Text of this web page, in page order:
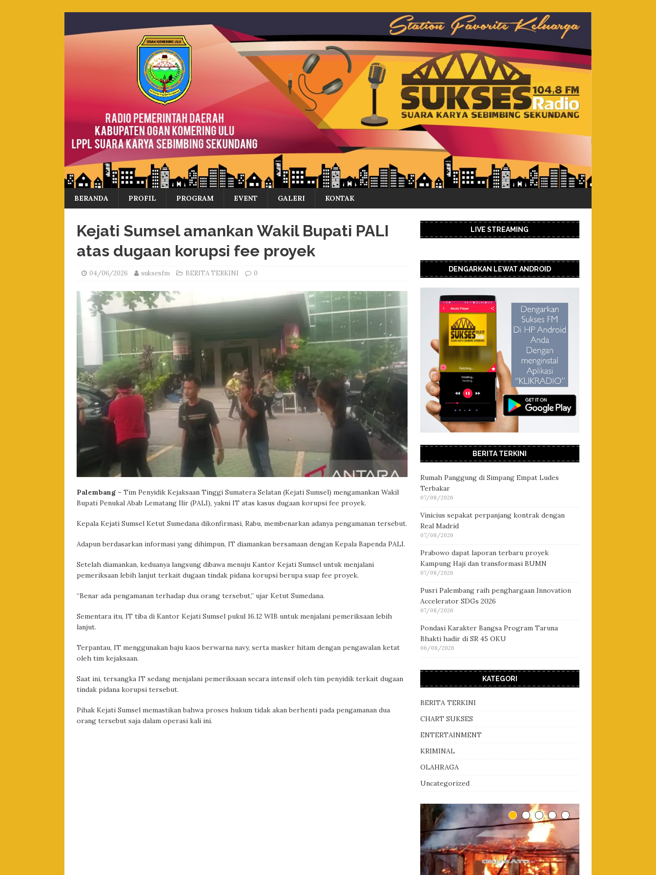
BERANDA PROFIL PROGRAM EVENT GALERI KONTAK
Kejati Sumsel amankan Wakil Bupati PALI
atas dugaan korupsi fee proyek
04/06/2026 suksesfm BERITA TERKINI 0
Palembang – Tim Penyidik Kejaksaan Tinggi Sumatera Selatan (Kejati Sumsel) mengamankan Wakil
Bupati Penukal Abab Lematang Ilir (PALI), yakni IT atas kasus dugaan korupsi fee proyek.
Kepala Kejati Sumsel Ketut Sumedana dikonfirmasi, Rabu, membenarkan adanya pengamanan tersebut.
Adapun berdasarkan informasi yang dihimpun, IT diamankan bersamaan dengan Kepala Bapenda PALI.
Setelah diamankan, keduanya langsung dibawa menuju Kantor Kejati Sumsel untuk menjalani
pemeriksaan lebih lanjut terkait dugaan tindak pidana korupsi berupa suap fee proyek.
“Benar ada pengamanan terhadap dua orang tersebut,” ujar Ketut Sumedana.
Sementara itu, IT tiba di Kantor Kejati Sumsel pukul 16.12 WIB untuk menjalani pemeriksaan lebih
lanjut.
Terpantau, IT menggunakan baju kaos berwarna navy, serta masker hitam dengan pengawalan ketat
oleh tim kejaksaan.
Saat ini, tersangka IT sedang menjalani pemeriksaan secara intensif oleh tim penyidik terkait dugaan
tindak pidana korupsi tersebut.
Pihak Kejati Sumsel memastikan bahwa proses hukum tidak akan berhenti pada pengamanan dua
orang tersebut saja dalam operasi kali ini.
LIVE STREAMING
DENGARKAN LEWAT ANDROID
BERITA TERKINI
Rumah Panggung di Simpang Empat Ludes
Terbakar
07/08/2026
Vinicius sepakat perpanjang kontrak dengan
Real Madrid
07/08/2026
Prabowo dapat laporan terbaru proyek
Kampung Haji dan transformasi BUMN
07/08/2026
Pusri Palembang raih penghargaan Innovation
Accelerator SDGs 2026
07/08/2026
Pondasi Karakter Bangsa Program Taruna
Bhakti hadir di SR 45 OKU
06/08/2026
KATEGORI
BERITA TERKINI
CHART SUKSES
ENTERTAINMENT
KRIMINAL
OLAHRAGA
Uncategorized